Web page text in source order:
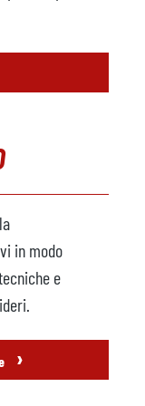
in modo
e
›